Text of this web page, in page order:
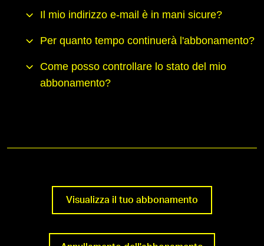
Il mio indirizzo e-mail è in mani sicure?
Per quanto tempo continuerà l'abbonamento?
Come posso controllare lo stato del mio
abbonamento?
Visualizza il tuo abbonamento